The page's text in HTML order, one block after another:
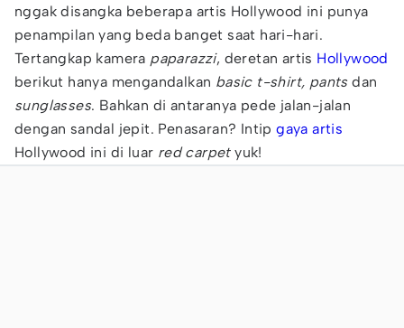
nggak disangka beberapa artis Hollywood ini punya
penampilan yang beda banget saat hari-hari.
Tertangkap kamera paparazzi, deretan artis Hollywood
berikut hanya mengandalkan basic t-shirt, pantsdan
sunglasses. Bahkan di antaranya pede jalan-jalan
dengan sandal jepit. Penasaran? Intipgaya artis
Hollywood ini di luar red carpetyuk!